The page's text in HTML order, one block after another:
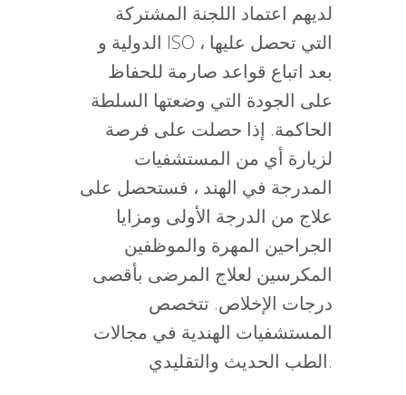
لديهم اعتماد اللجنة المشتركة
الدولية و ISO ، التي تحصل عليها
بعد اتباع قواعد صارمة للحفاظ
على الجودة التي وضعتها السلطة
الحاكمة. إذا حصلت على فرصة
لزيارة أي من المستشفيات
المدرجة في الهند ، فستحصل على
علاج من الدرجة الأولى ومزايا
الجراحين المهرة والموظفين
المكرسين لعلاج المرضى بأقصى
درجات الإخلاص. تتخصص
المستشفيات الهندية في مجالات
الطب الحديث والتقليدي.